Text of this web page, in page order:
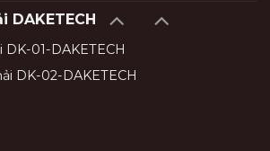
DAKETECH
01-DAKETECH
DK-02-DAKETECH